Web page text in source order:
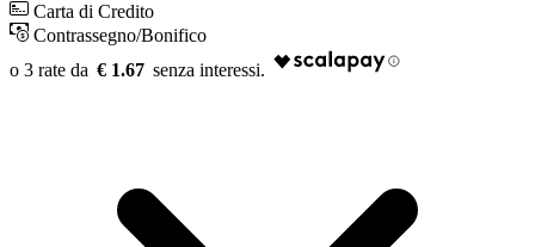
Carta di Credito
Contrassegno/Bonifico
€ 1.67